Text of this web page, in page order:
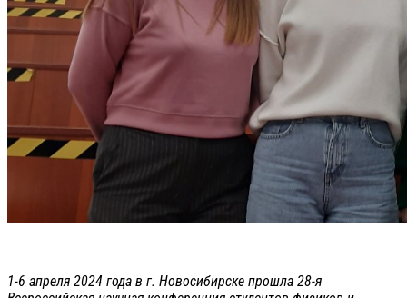
1-6 апреля 2024 года в г. Новосибирске прошла 28-я